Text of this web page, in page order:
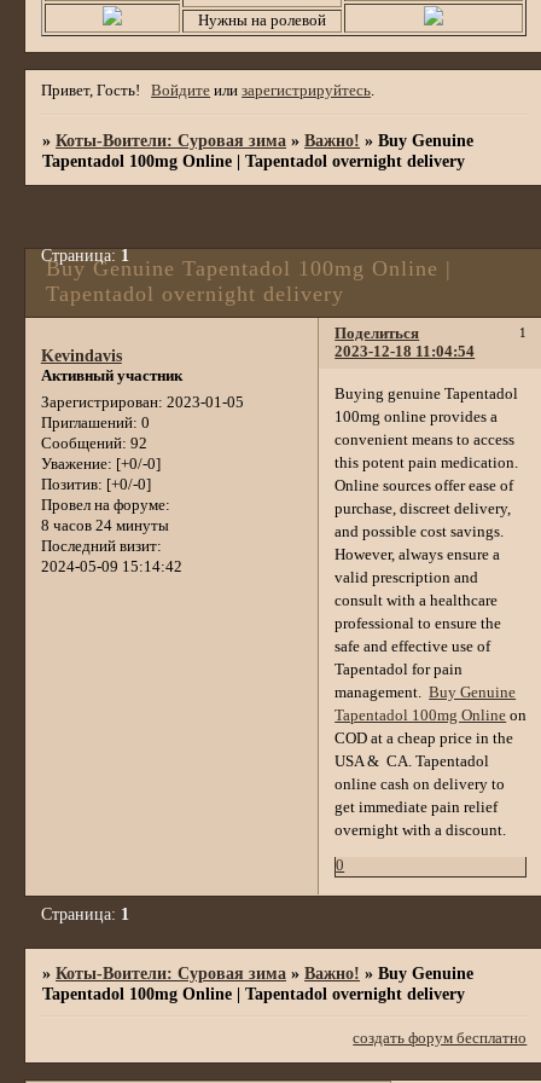
Нужны на ролевой
Привет, Гость! Войдите илизарегистрируйтесь.
»Коты-Воители: Суровая зима »Важно! »Buy Genuine
Tapentadol 100mg Online | Tapentadol overnight delivery
Buy Genuine Tapentadol 100mg Online |
Tapentadol overnight delivery
Страница:1
Поделиться 1
2023-12-18 11:04:54
Kevindavis
Активный участник
Зарегистрирован: 2023-01-05
Приглашений: 0
Сообщений: 92
Уважение: [+0/-0]
Позитив: [+0/-0]
Провел на форуме:
8 часов 24 минуты
Последний визит:
2024-05-09 15:14:42
Buying genuine Tapentadol
100mg online provides a
convenient means to access
this potent pain medication.
Online sources offer ease of
purchase, discreet delivery,
and possible cost savings.
However, always ensure a
valid prescription and
consult with a healthcare
professional to ensure the
safe and effective use of
Tapentadol for pain
management.Buy Genuine
Tapentadol 100mg Online on
COD at a cheap price in the
USA & CA. Tapentadol
online cash on delivery to
get immediate pain relief
overnight with a discount.
0
Страница: 1
»Коты-Воители: Суровая зима »Важно! »Buy Genuine
Tapentadol 100mg Online | Tapentadol overnight delivery
создать форум бесплатно